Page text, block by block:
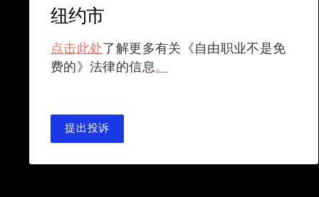
纽约市
点击此处了解更多有关《自由职业不是免
费的》法律的信息。
提出投诉